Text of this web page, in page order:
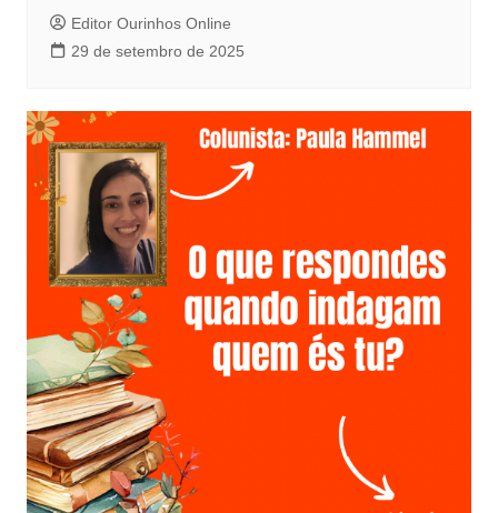
Editor Ourinhos Online
29 de setembro de 2025